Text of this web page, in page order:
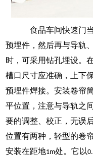
食品车间快速门
预埋件，然后再与导轨
时，可采用钻孔埋设。
槽口尺寸应准确，上下
预埋件焊接。安装卷帘
平位置，注意与导轨之
要的调整、校正，无误
位置有两种，轻型的卷
安装在距地1m处。它 以